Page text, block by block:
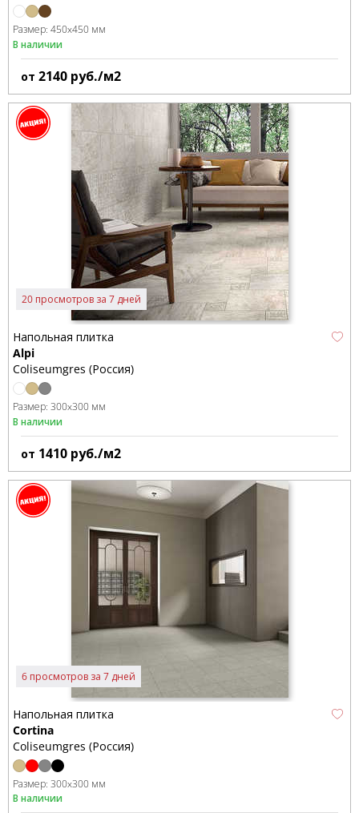
Размер: 450x450 мм
В наличии
от 2140 руб./м2
20 просмотров за 7 дней
Напольная плитка
Alpi
Coliseumgres (Россия)
Размер: 300x300 мм
В наличии
от 1410 руб./м2
6 просмотров за 7 дней
Напольная плитка
Cortina
Coliseumgres (Россия)
Размер: 300x300 мм
В наличии